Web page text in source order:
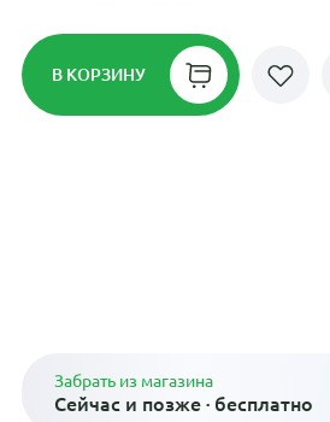
В КОРЗИНУ
Забрать из магазина
Сейчас и позже · бесплатно